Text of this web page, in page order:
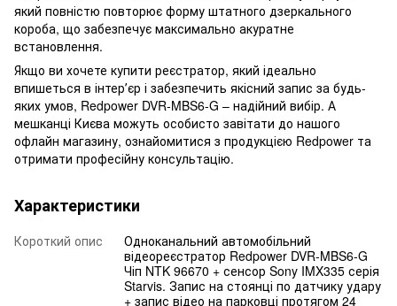
який повністю повторює форму штатного дзеркального
короба, що забезпечує максимально акуратне
встановлення.
Якщо ви хочете купити реєстратор, який ідеально
впишеться в інтерʼєр і забезпечить якісний запис за будь-
яких умов, Redpower DVR-MBS6-G – надійний вибір. А
мешканці Києва можуть особисто завітати до нашого
офлайн магазину, ознайомитися з продукцією Redpower та
отримати професійну консультацію.
Характеристики
Короткий опис
Одноканальний автомобільний
відеореєстратор Redpower DVR-MBS6-G
Чіп NTK 96670 + сенсор Sony IMX335 серія
Starvis. Запис на стоянці по датчику удару
+ запис відео на парковці протягом 24